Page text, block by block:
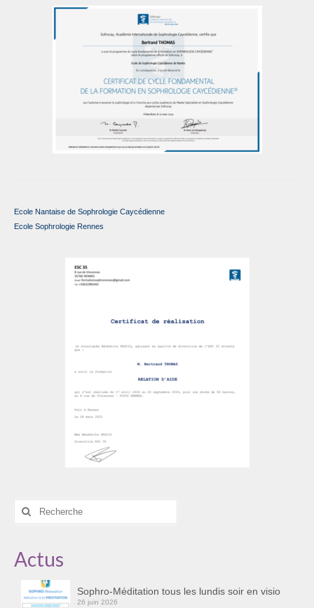
Ecole Nantaise de Sophrologie Caycédienne
Ecole Sophrologie Rennes
Rechercher
Actus
Sophro-Méditation tous les lundis soir en visio
26 juin 2026